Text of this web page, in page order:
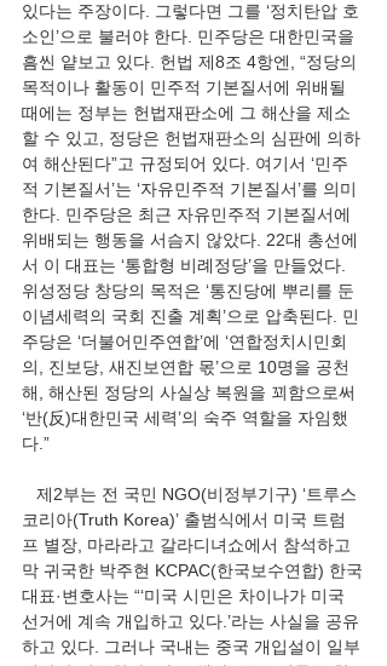
있다는 주장이다. 그렇다면 그를 ‘정치탄압 호
소인’으로 불러야 한다. 민주당은 대한민국을
흠씬 얕보고 있다. 헌법 제8조 4항엔, “정당의
목적이나 활동이 민주적 기본질서에 위배될
때에는 정부는 헌법재판소에 그 해산을 제소
할 수 있고, 정당은 헌법재판소의 심판에 의하
여 해산된다”고 규정되어 있다. 여기서 ‘민주
적 기본질서’는 ‘자유민주적 기본질서’를 의미
한다. 민주당은 최근 자유민주적 기본질서에
위배되는 행동을 서슴지 않았다. 22대 총선에
서 이 대표는 ‘통합형 비례정당’을 만들었다.
위성정당 창당의 목적은 ‘통진당에 뿌리를 둔
이념세력의 국회 진출 계획’으로 압축된다. 민
주당은 ‘더불어민주연합’에 ‘연합정치시민회
의, 진보당, 새진보연합 몫’으로 10명을 공천
해, 해산된 정당의 사실상 복원을 꾀함으로써
‘반(反)대한민국 세력’의 숙주 역할을 자임했
다.”
제2부는 전 국민 NGO(비정부기구) ‘트루스
코리아(Truth Korea)’ 출범식에서 미국 트럼
프 별장, 마라라고 갈라디녀쇼에서 참석하고
막 귀국한 박주현 KCPAC(한국보수연합) 한국
대표·변호사는 “‘미국 시민은 차이나가 미국
선거에 계속 개입하고 있다.’라는 사실을 공유
하고 있다. 그러나 국내는 중국 개입설이 일부